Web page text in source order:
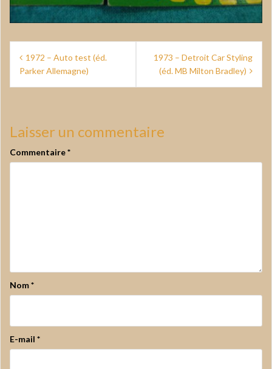
Navigation
de
l’article
1972 – Auto test (éd.
Parker Allemagne)
1973 – Detroit Car Styling
(éd. MB Milton Bradley)
Laisser un commentaire
Commentaire*
Nom*
E-mail *